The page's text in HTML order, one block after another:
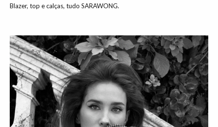
Blazer, top e calças, tudo SARAWONG.